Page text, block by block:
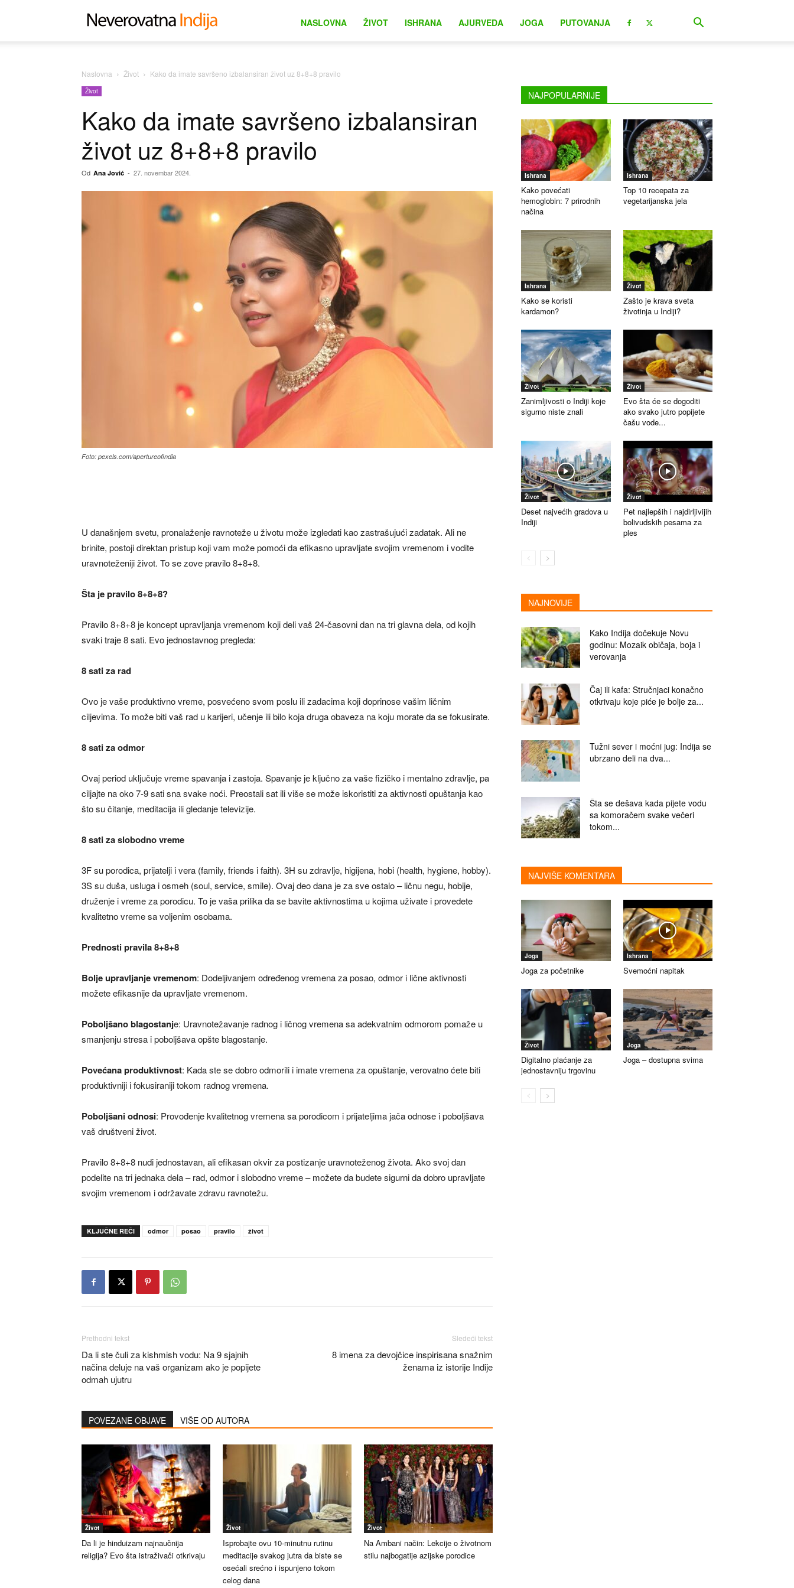
NASLOVNA ŽIVOT ISHRANA AJURVEDA JOGA PUTOVANJA
Naslovna Život Kako da imate savršeno izbalansiran život uz 8+8+8 pravilo
Život
Kako da imate savršeno izbalansiran
život uz 8+8+8 pravilo
Od Ana Jović - 27. novembar 2024.
Foto: pexels.com/apertureofindia
U današnjem svetu, pronalaženje ravnoteže u životu može izgledati kao zastrašujući zadatak. Ali ne
brinite, postoji direktan pristup koji vam može pomoći da efikasno upravljate svojim vremenom i vodite
uravnoteženiji život. To se zove pravilo 8+8+8.
Šta je pravilo 8+8+8?
Pravilo 8+8+8 je koncept upravljanja vremenom koji deli vaš 24-časovni dan na tri glavna dela, od kojih
svaki traje 8 sati. Evo jednostavnog pregleda:
8 sati za rad
Ovo je vaše produktivno vreme, posvećeno svom poslu ili zadacima koji doprinose vašim ličnim
ciljevima. To može biti vaš rad u karijeri, učenje ili bilo koja druga obaveza na koju morate da se fokusirate.
8 sati za odmor
Ovaj period uključuje vreme spavanja i zastoja. Spavanje je ključno za vaše fizičko i mentalno zdravlje, pa
ciljajte na oko 7-9 sati sna svake noći. Preostali sat ili više se može iskoristiti za aktivnosti opuštanja kao
što su čitanje, meditacija ili gledanje televizije.
8 sati za slobodno vreme
3F su porodica, prijatelji i vera (family, friends i faith). 3H su zdravlje, higijena, hobi (health, hygiene, hobby).
3S su duša, usluga i osmeh (soul, service, smile). Ovaj deo dana je za sve ostalo – ličnu negu, hobije,
druženje i vreme za porodicu. To je vaša prilika da se bavite aktivnostima u kojima uživate i provedete
kvalitetno vreme sa voljenim osobama.
Prednosti pravila 8+8+8
Bolje upravljanje vremenom: Dodeljivanjem određenog vremena za posao, odmor i lične aktivnosti
možete efikasnije da upravljate vremenom.
Poboljšano blagostanje: Uravnotežavanje radnog i ličnog vremena sa adekvatnim odmorom pomaže u
smanjenju stresa i poboljšava opšte blagostanje.
Povećana produktivnost: Kada ste se dobro odmorili i imate vremena za opuštanje, verovatno ćete biti
produktivniji i fokusiraniji tokom radnog vremena.
Poboljšani odnosi: Provođenje kvalitetnog vremena sa porodicom i prijateljima jača odnose i poboljšava
vaš društveni život.
Pravilo 8+8+8 nudi jednostavan, ali efikasan okvir za postizanje uravnoteženog života. Ako svoj dan
podelite na tri jednaka dela – rad, odmor i slobodno vreme – možete da budete sigurni da dobro upravljate
svojim vremenom i održavate zdravu ravnotežu.
KLJUČNE REČI odmor posao pravilo život
Prethodni tekst
Da li ste čuli za kishmish vodu: Na 9 sjajnih
načina deluje na vaš organizam ako je popijete
odmah ujutru
Sledeći tekst
8 imena za devojčice inspirisana snažnim
ženama iz istorije Indije
POVEZANE OBJAVE VIŠE OD AUTORA
Život
Da li je hinduizam najnaučnija
religija? Evo šta istraživači otkrivaju
Život
Isprobajte ovu 10-minutnu rutinu
meditacije svakog jutra da biste se
osećali srećno i ispunjeno tokom
celog dana
Život
Na Ambani način: Lekcije o životnom
stilu najbogatije azijske porodice
NAJPOPULARNIJE
Ishrana
Kako povećati
hemoglobin: 7 prirodnih
načina
Ishrana
Top 10 recepata za
vegetarijanska jela
Ishrana
Kako se koristi
kardamon?
Život
Zašto je krava sveta
životinja u Indiji?
Život
Zanimljivosti o Indiji koje
sigurno niste znali
Život
Evo šta će se dogoditi
ako svako jutro popijete
čašu vode...
Život
Deset najvećih gradova u
Indiji
Život
Pet najlepših i najdirljivijih
bolivudskih pesama za
ples
NAJNOVIJE
Kako Indija dočekuje Novu
godinu: Mozaik običaja, boja i
verovanja
Čaj ili kafa: Stručnjaci konačno
otkrivaju koje piće je bolje za...
Tužni sever i moćni jug: Indija se
ubrzano deli na dva...
Šta se dešava kada pijete vodu
sa komoračem svake večeri
tokom...
NAJVIŠE KOMENTARA
Joga
Joga za početnike
Ishrana
Svemoćni napitak
Život
Digitalno plaćanje za
jednostavniju trgovinu
Joga
Joga – dostupna svima